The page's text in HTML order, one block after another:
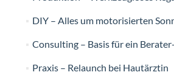
DIY – Alles um motorisierten
Consulting – Basis für ein
Praxis – Relaunch bei Hautärztin